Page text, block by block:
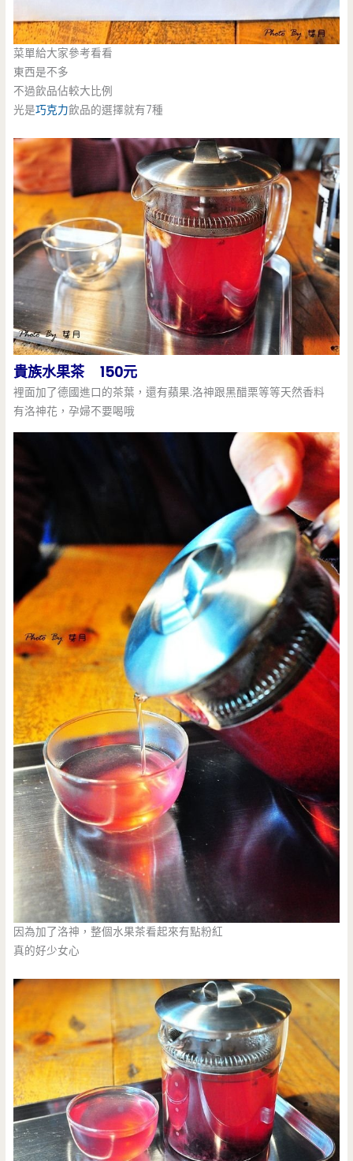
菜單給大家參考看看
東西是不多
不過飲品佔較大比例
光是巧克力飲品的選擇就有7種
貴族水果茶 150元
裡面加了德國進口的茶葉，還有蘋果.洛神跟黑醋栗等等天然香料
有洛神花，孕婦不要喝哦
因為加了洛神，整個水果茶看起來有點粉紅
真的好少女心